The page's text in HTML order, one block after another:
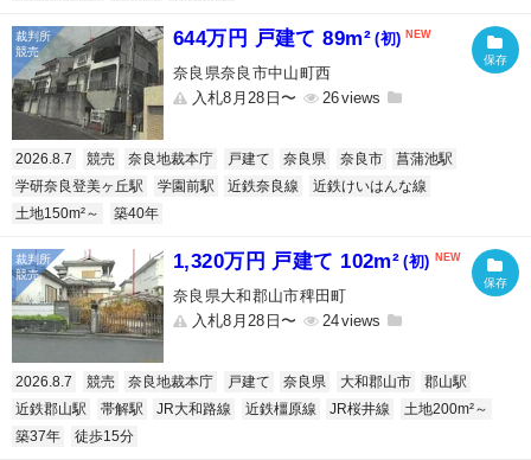
644万円 戸建て 89m² (初)
奈良県奈良市中山町西
入札8月28日〜
26
2026.8.7 競売 奈良地裁本庁 戸建て 奈良県 奈良市
菖蒲池駅
学研奈良登美ヶ丘駅
学園前駅 近鉄奈良線
近鉄けいはんな線
土地150m²～
築40年
1,320万円 戸建て 102m² (初)
奈良県大和郡山市稗田町
入札8月28日〜
24
2026.8.7 競売 奈良地裁本庁 戸建て 奈良県 大和郡山市
郡山駅
近鉄郡山駅
帯解駅 JR大和路線 近鉄橿原線 JR桜井線
土地200m²～
築37年
徒歩15分